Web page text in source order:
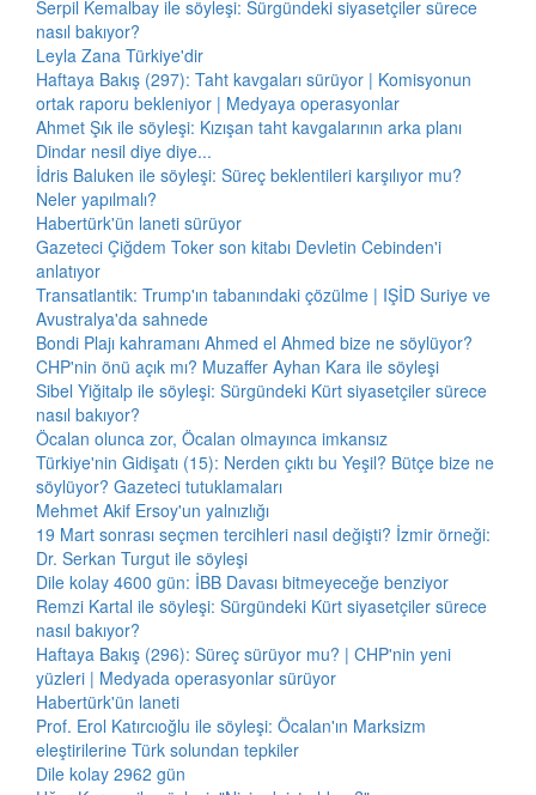
Serpil Kemalbay ile söyleşi: Sürgündeki siyasetçiler sürece
nasıl bakıyor?
Leyla Zana Türkiye'dir
Haftaya Bakış (297): Taht kavgaları sürüyor | Komisyonun
ortak raporu bekleniyor | Medyaya operasyonlar
Ahmet Şık ile söyleşi: Kızışan taht kavgalarının arka planı
Dindar nesil diye diye...
İdris Baluken ile söyleşi: Süreç beklentileri karşılıyor mu?
Neler yapılmalı?
Habertürk'ün laneti sürüyor
Gazeteci Çiğdem Toker son kitabı Devletin Cebinden'i
anlatıyor
Transatlantik: Trump'ın tabanındaki çözülme | IŞİD Suriye ve
Avustralya'da sahnede
Bondi Plajı kahramanı Ahmed el Ahmed bize ne söylüyor?
CHP'nin önü açık mı? Muzaffer Ayhan Kara ile söyleşi
Sibel Yiğitalp ile söyleşi: Sürgündeki Kürt siyasetçiler sürece
nasıl bakıyor?
Öcalan olunca zor, Öcalan olmayınca imkansız
Türkiye'nin Gidişatı (15): Nerden çıktı bu Yeşil? Bütçe bize ne
söylüyor? Gazeteci tutuklamaları
Mehmet Akif Ersoy'un yalnızlığı
19 Mart sonrası seçmen tercihleri nasıl değişti? İzmir örneği:
Dr. Serkan Turgut ile söyleşi
Dile kolay 4600 gün: İBB Davası bitmeyeceğe benziyor
Remzi Kartal ile söyleşi: Sürgündeki Kürt siyasetçiler sürece
nasıl bakıyor?
Haftaya Bakış (296): Süreç sürüyor mu? | CHP'nin yeni
yüzleri | Medyada operasyonlar sürüyor
Habertürk'ün laneti
Prof. Erol Katırcıoğlu ile söyleşi: Öcalan'ın Marksizm
eleştirilerine Türk solundan tepkiler
Dile kolay 2962 gün